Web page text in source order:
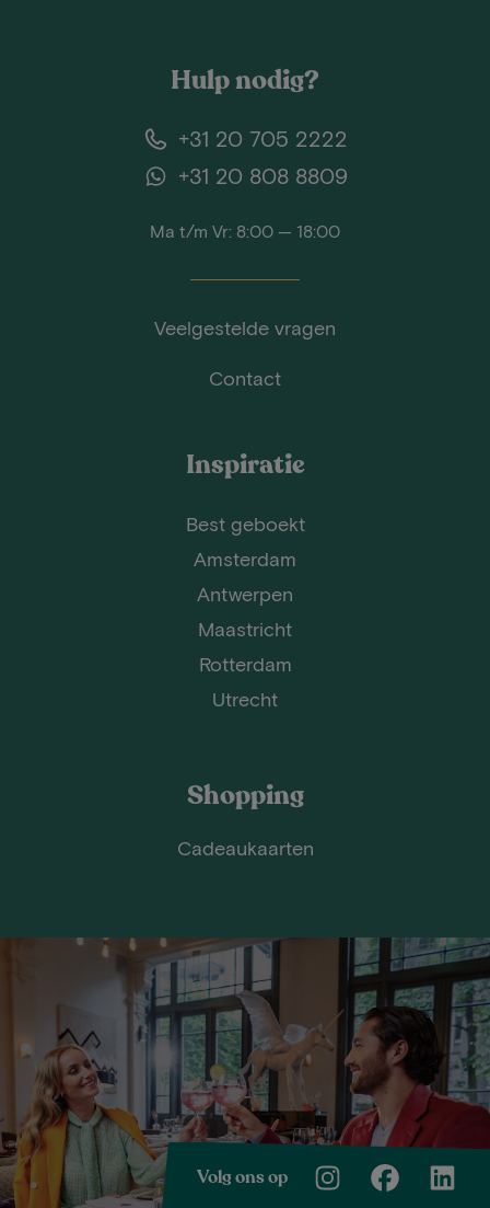
Hulp nodig?
+31 20 705 2222
+31 20 808 8809
Ma t/m Vr: 8:00 — 18:00
Veelgestelde vragen
Contact
Inspiratie
Best geboekt
Amsterdam
Antwerpen
Maastricht
Rotterdam
Utrecht
Shopping
Cadeaukaarten
Volg ons op